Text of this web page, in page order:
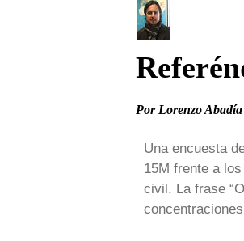
Por Lorenzo Abadía
Una encuesta
15M frente a
civil. La frase